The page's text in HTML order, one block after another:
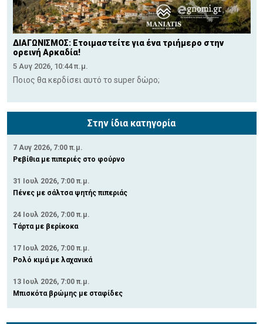
ΔΙΑΓΩΝΙΣΜΟΣ: Ετοιμαστείτε για ένα τριήμερο στην
ορεινή Αρκαδία!
5 Αυγ 2026, 10:44 π.μ.
Ποιος θα κερδίσει αυτό το super δώρο;
Στην ίδια κατηγορία
7 Αυγ 2026, 7:00 π.μ.
Ρεβίθια με πιπεριές στο φούρνο
31 Ιουλ 2026, 7:00 π.μ.
Πένες με σάλτσα ψητής πιπεριάς
24 Ιουλ 2026, 7:00 π.μ.
Τάρτα με βερίκοκα
17 Ιουλ 2026, 7:00 π.μ.
Ρολό κιμά με λαχανικά
13 Ιουλ 2026, 7:00 π.μ.
Μπισκότα βρώμης με σταφίδες